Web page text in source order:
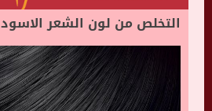
التخلص من لون الشعر الاسود